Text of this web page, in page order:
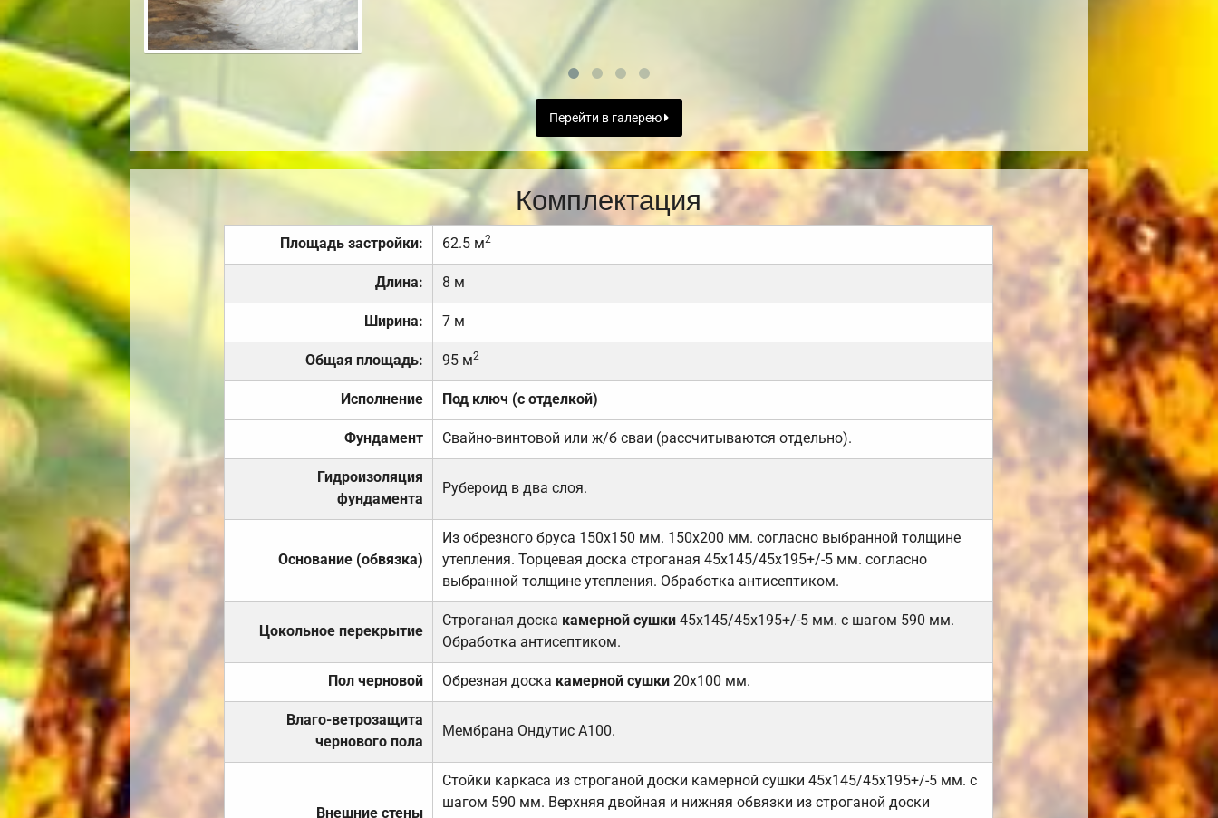
Перейти в галерею
Комплектация
Площадь застройки: 62.5 м2
Длина: 8 м
Ширина: 7 м
Общая площадь: 95 м2
Исполнение Под ключ (с отделкой)
Фундамент Свайно-винтовой или ж/б сваи (рассчитываются отдельно).
Гидроизоляция
фундамента
Рубероид в два слоя.
Основание (обвязка)
Из обрезного бруса 150х150 мм. 150х200 мм. согласно выбранной толщине
утепления. Торцевая доска строганая 45х145/45х195+/-5 мм. согласно
выбранной толщине утепления. Обработка антисептиком.
Цокольное перекрытие
Строганая доска камерной сушки 45х145/45х195+/-5 мм. с шагом 590 мм.
Обработка антисептиком.
Пол черновой Обрезная доска камерной сушки20х100 мм.
Влаго-ветрозащита
чернового пола
Мембрана Ондутис А100.
Внешние стены
Стойки каркаса из строганой доски камерной сушки 45х145/45х195+/-5 мм. с
шагом 590 мм. Верхняя двойная и нижняя обвязки из строганой доски